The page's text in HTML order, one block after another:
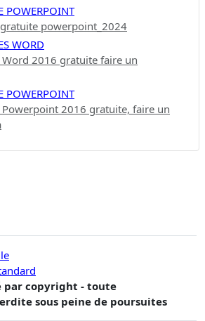
POWERPOINT
powerpoint_2024
WORD
2016 gratuite faire un
POWERPOINT
2016 gratuite, faire un
par copyright - toute
sous peine de poursuites